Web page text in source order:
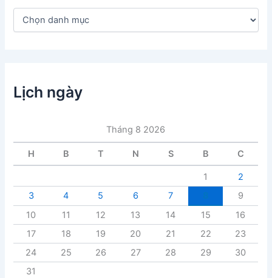
D
c
b
i
Lịch ngày
Tháng 8 2026
H B T N S B C
1
2
3
4 5 6 7
9
10
11 12 13 14 15
16
17
18 19 20 21 22
23
24
25 26 27 28 29
30
31